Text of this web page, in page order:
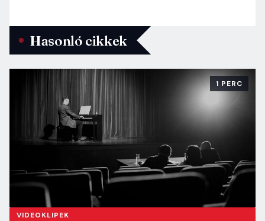
Hasonló cikkek
VIDEOKLIPEK
1 PERC